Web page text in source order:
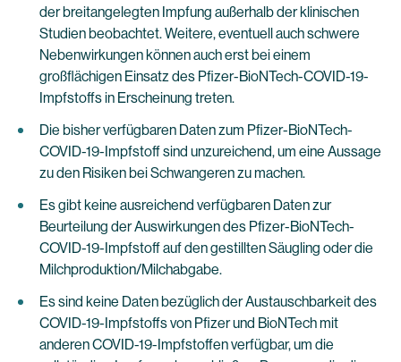
der breitangelegten Impfung außerhalb der klinischen
Studien beobachtet. Weitere, eventuell auch schwere
Nebenwirkungen können auch erst bei einem
großflächigen Einsatz des Pfizer-BioNTech-COVID-19-
Impfstoffs in Erscheinung treten.
Die bisher verfügbaren Daten zum Pfizer-BioNTech-
COVID-19-Impfstoff sind unzureichend, um eine Aussage
zu den Risiken bei Schwangeren zu machen.
Es gibt keine ausreichend verfügbaren Daten zur
Beurteilung der Auswirkungen des Pfizer-BioNTech-
COVID-19-Impfstoff auf den gestillten Säugling oder die
Milchproduktion/Milchabgabe.
Es sind keine Daten bezüglich der Austauschbarkeit des
COVID-19-Impfstoffs von Pfizer und BioNTech mit
anderen COVID-19-Impfstoffen verfügbar, um die